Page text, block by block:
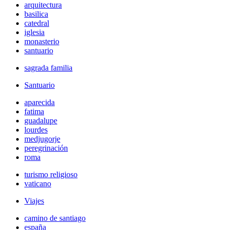
arquitectura
basilica
catedral
iglesia
monasterio
santuario
sagrada familia
Santuario
aparecida
fatima
guadalupe
lourdes
medjugorje
peregrinación
roma
turismo religioso
vaticano
Viajes
camino de santiago
españa